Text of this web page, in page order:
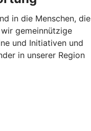
in die Menschen, die
gemeinnützige
und Initiativen und
in unserer Region